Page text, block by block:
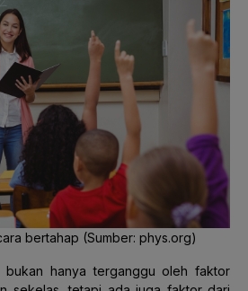
bertahap (Sumber: phys.org)
hanya terganggu oleh faktor